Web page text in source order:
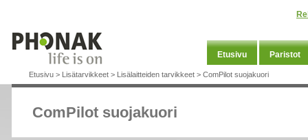
Etusivu Paristot
Etusivu > Lisätarvikkeet > Lisälaitteiden tarvikkeet > ComPilot suojakuori
ComPilot suojakuori